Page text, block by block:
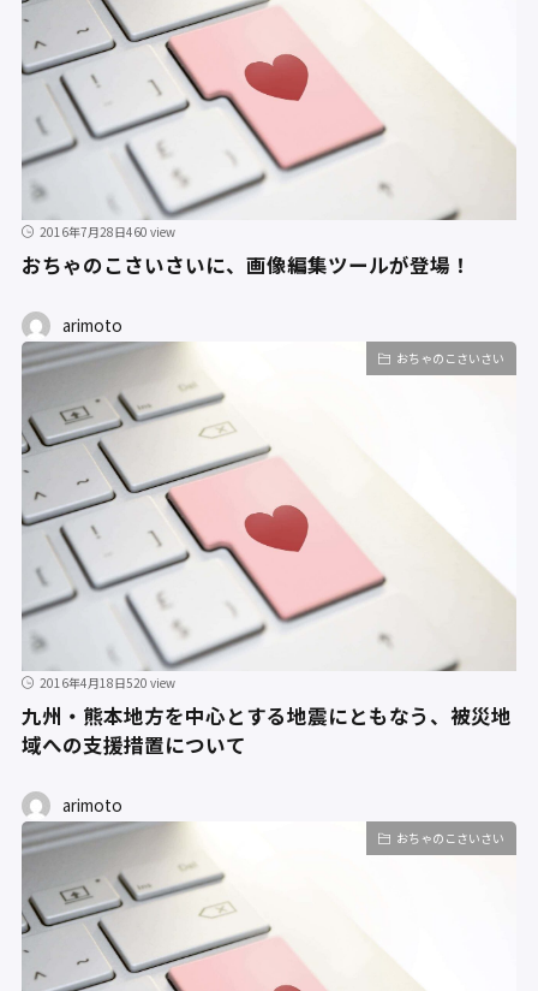
2016年7月28日460 view
おちゃのこさいさいに、画像編集ツールが登場！
arimoto
おちゃのこさいさい
2016年4月18日520 view
九州・熊本地方を中心とする地震にともなう、被災地
域への支援措置について
arimoto
おちゃのこさいさい